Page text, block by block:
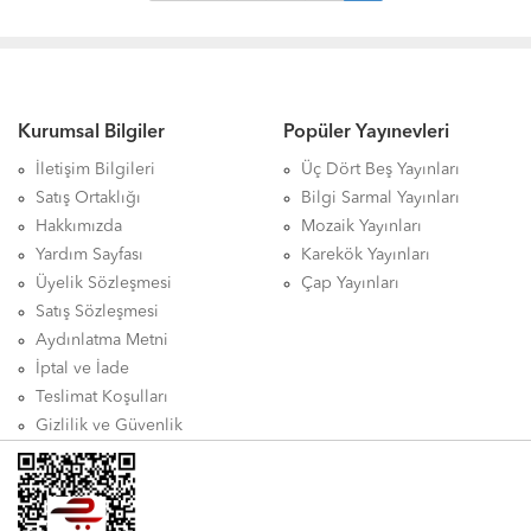
Kurumsal Bilgiler
İletişim Bilgileri
Satış Ortaklığı
Hakkımızda
Yardım Sayfası
Üyelik Sözleşmesi
Satış Sözleşmesi
Aydınlatma Metni
İptal ve İade
Teslimat Koşulları
Gizlilik ve Güvenlik
Popüler Yayınevleri
Üç Dört Beş Yayınları
Bilgi Sarmal Yayınları
Mozaik Yayınları
Karekök Yayınları
Çap Yayınları